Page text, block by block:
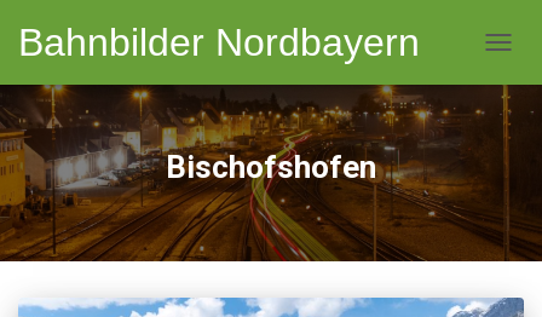
Bahnbilder Nordbayern
Bischofshofen